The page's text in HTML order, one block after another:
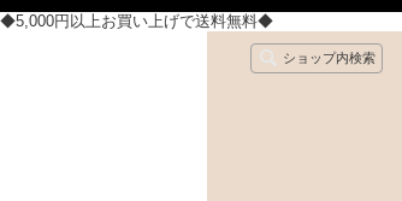
◆5,000円以上お買い上げで送料無料◆
ショップ内検索